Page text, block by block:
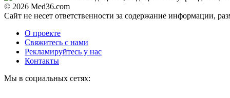
© 2026 Med36.com
Сайт не несет ответственности за содержание информации,
О проекте
Свяжитесь с нами
Рекламируйтесь у нас
Контакты
Мы в социальных сетях: